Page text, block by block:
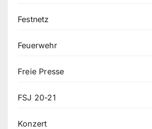
Festnetz
Feuerwehr
Freie Presse
FSJ 20-21
Konzert